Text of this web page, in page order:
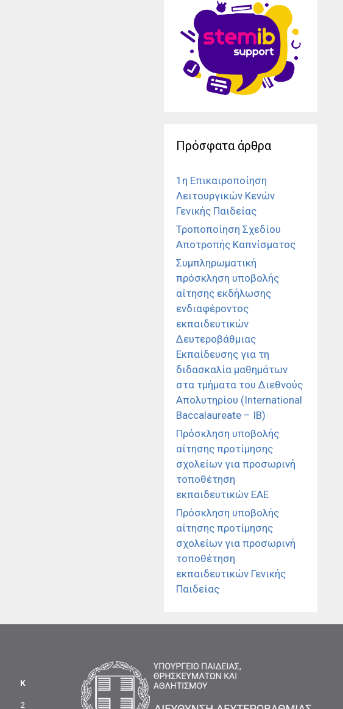
Πρόσφατα άρθρα
1η Επικαιροποίηση
Λειτουργικών Κενών
Γενικής Παιδείας
Τροποποίηση Σχεδίου
Αποτροπής Καπνίσματος
Συμπληρωματική
πρόσκληση υποβολής
αίτησης εκδήλωσης
ενδιαφέροντος
εκπαιδευτικών
Δευτεροβάθμιας
Εκπαίδευσης για τη
διδασκαλία μαθημάτων
στα τμήματα του Διεθνούς
Απολυτηρίου (International
Baccalaureate – IB)
Πρόσκληση υποβολής
αίτησης προτίμησης
σχολείων για προσωρινή
τοποθέτηση
εκπαιδευτικών ΕΑΕ
Πρόσκληση υποβολής
αίτησης προτίμησης
σχολείων για προσωρινή
τοποθέτηση
εκπαιδευτικών Γενικής
Παιδείας
Κ
2